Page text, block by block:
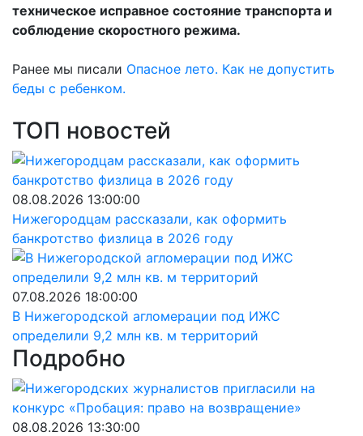
техническое исправное состояние транспорта и
соблюдение скоростного режима.
Ранее мы писали Опасное лето. Как не допустить
беды с ребенком.
ТОП новостей
08.08.2026 13:00:00
Нижегородцам рассказали, как оформить
банкротство физлица в 2026 году
07.08.2026 18:00:00
В Нижегородской агломерации под ИЖС
определили 9,2 млн кв. м территорий
Подробно
08.08.2026 13:30:00